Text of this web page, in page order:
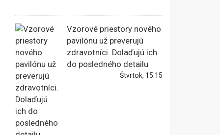
Vzorové priestory nového
pavilónu už preverujú
zdravotníci. Dolaďujú ich
do posledného detailu
Štvrtok, 15:15